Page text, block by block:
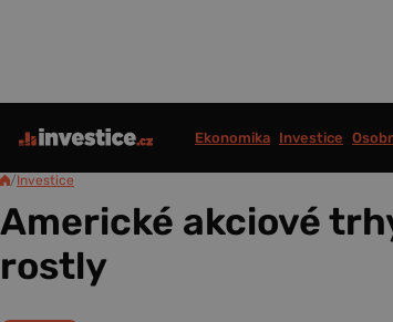
Ekonomika Investice
/Investice
Americké akciové
rostly